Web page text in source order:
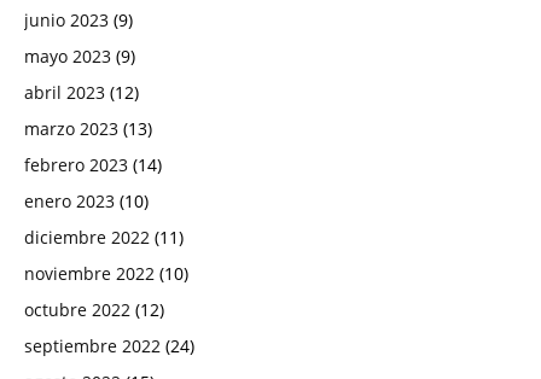
junio 2023 (9)
mayo 2023 (9)
abril 2023 (12)
marzo 2023 (13)
febrero 2023 (14)
enero 2023 (10)
diciembre 2022 (11)
noviembre 2022 (10)
octubre 2022 (12)
septiembre 2022 (24)